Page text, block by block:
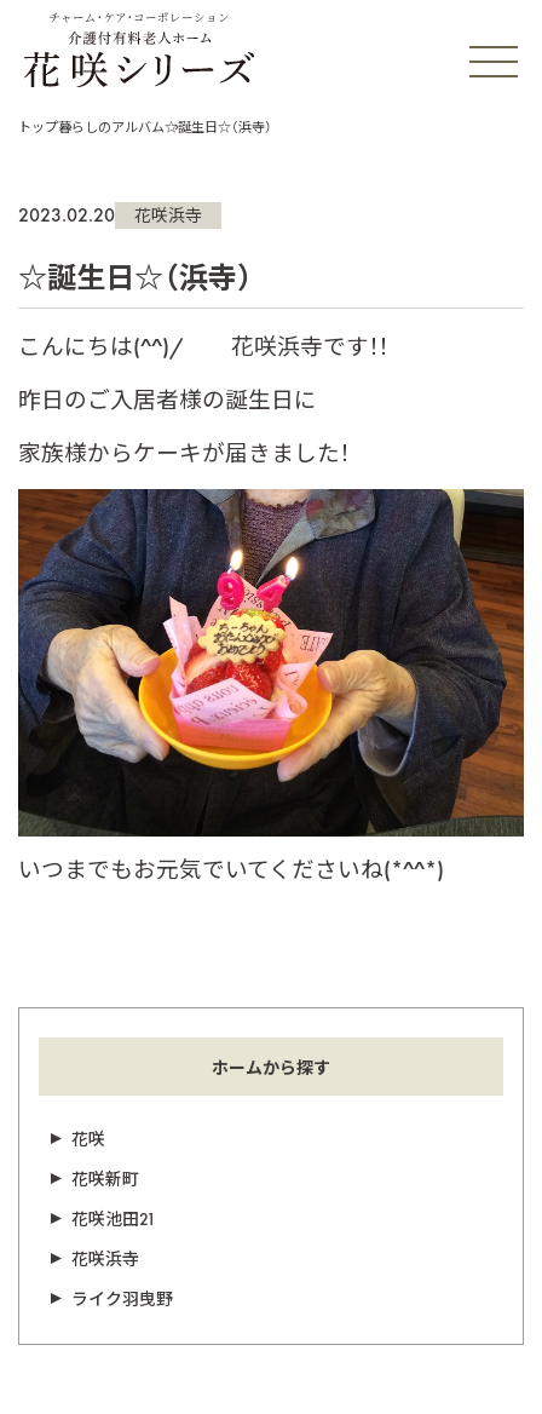
チャーム・ケア・コーポレーション
トップ暮らしのアルバム☆誕生日☆（浜寺）
2023.02.20 花咲浜寺
☆誕生日☆（浜寺）
こんにちは(^^)/ 花咲浜寺です！！
昨日のご入居者様の誕生日に
家族様からケーキが届きました！
いつまでもお元気でいてくださいね(*^^*)
ホームから探す
花咲
花咲新町
花咲池田21
花咲浜寺
ライク羽曳野